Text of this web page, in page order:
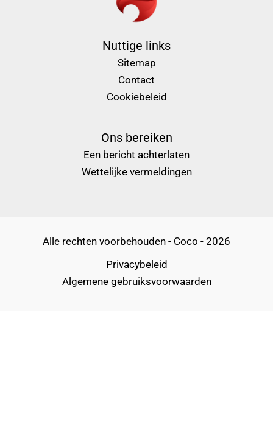
Nuttige links
Sitemap
Contact
Cookiebeleid
Ons bereiken
Een bericht achterlaten
Wettelijke vermeldingen
Alle rechten voorbehouden - Coco - 2026
Privacybeleid
Algemene gebruiksvoorwaarden